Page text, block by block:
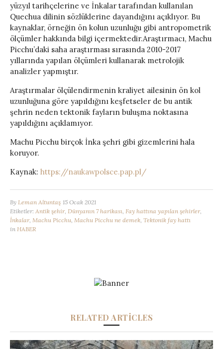
yüzyıl tarihçelerine ve İnkalar tarafından kullanılan
Quechua dilinin sözlüklerine dayandığını açıklıyor. Bu
kaynaklar, örneğin ön kolun uzunluğu gibi antropometrik
ölçümler hakkında bilgi içermektedir.Araştırmacı, Machu
Picchu’daki saha araştırması sırasında 2010-2017
yıllarında yapılan ölçümleri kullanarak metrolojik
analizler yapmıştır.
Araştırmalar ölçülendirmenin kraliyet ailesinin ön kol
uzunluğuna göre yapıldığını keşfetseler de bu antik
şehrin neden tektonik fayların buluşma noktasına
yapıldığını açıklamıyor.
Machu Picchu birçok İnka şehri gibi gizemlerini hala
koruyor.
Kaynak: https://naukawpolsce.pap.pl/
By Leman Altuntaş 15 Ocak 2021
Etiketler: Antik şehir, Dünyanın 7 harikası Fay hattına yapılan şehirler,
İnkalar, Machu Picchu Machu Picchu ne demek Tektonik fay hattı
in HABER
RELATED ARTICLES